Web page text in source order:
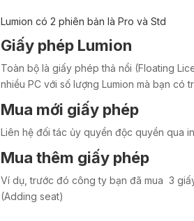
Lumion có 2 phiên bản là Pro và Std
Giấy phép Lumion
Toàn bộ là giấy phép thả nổi (Floating
nhiều PC với số lượng Lumion mà bạn có
Mua mới giấy phép
Liên hệ đối tác ủy quyền độc quyền qua
Mua thêm giấy phép
Ví dụ, trước đó công ty bạn đã mua 3
(Adding seat)